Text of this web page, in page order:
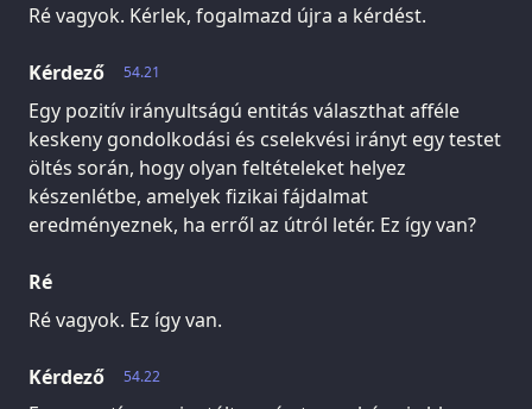
Ré vagyok. Kérlek, fogalmazd újra a kérdést.
54.21
Kérdező
Egy pozitív irányultságú entitás választhat afféle
keskeny gondolkodási és cselekvési irányt egy testet
öltés során, hogy olyan feltételeket helyez
készenlétbe, amelyek fizikai fájdalmat
eredményeznek, ha erről az útról letér. Ez így van?
Ré
Ré vagyok. Ez így van.
54.22
Kérdező